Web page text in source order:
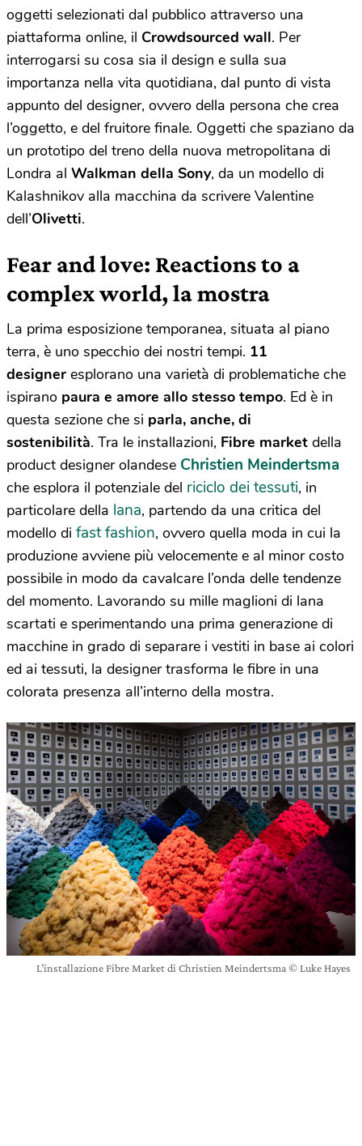
oggetti selezionati dal pubblico attraverso una
piattaforma online, il Crowdsourced wall. Per
interrogarsi su cosa sia il design e sulla sua
importanza nella vita quotidiana, dal punto di vista
appunto del designer, ovvero della persona che crea
l’oggetto, e del fruitore finale. Oggetti che spaziano da
un prototipo del treno della nuova metropolitana di
Londra al Walkman della Sony, da un modello di
Kalashnikov alla macchina da scrivere Valentine
dell’Olivetti.
Fear and love: Reactions to a
complex world, la mostra
La prima esposizione temporanea, situata al piano
terra, è uno specchio dei nostri tempi. 11
designer esplorano una varietà di problematiche che
ispirano paura e amore allo stesso tempo. Ed è in
questa sezione che si parla, anche, di
sostenibilità. Tra le installazioni, Fibre market della
product designer olandese Christien Meindertsma
che esplora il potenziale del riciclo dei tessuti, in
particolare della lana, partendo da una critica del
modello di fast fashion, ovvero quella moda in cui la
produzione avviene più velocemente e al minor costo
possibile in modo da cavalcare l’onda delle tendenze
del momento. Lavorando su mille maglioni di lana
scartati e sperimentando una prima generazione di
macchine in grado di separare i vestiti in base ai colori
ed ai tessuti, la designer trasforma le fibre in una
colorata presenza all’interno della mostra.
L’installazione Fibre Market di Christien Meindertsma © Luke Hayes